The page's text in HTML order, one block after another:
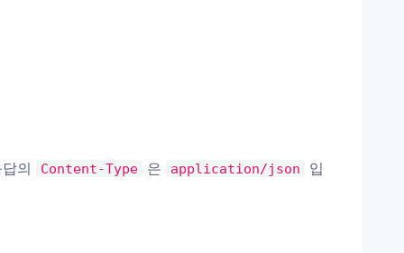
의 Content-Type 은 application/json
입